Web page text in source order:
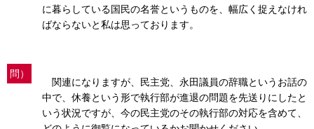
に暮らしている国民の名誉というものを、幅広く捉えなけれ
ばならないと私は思っております。
問）
関連になりますが、民主党、永田議員の辞職というお話の
中で、休養という形で執行部が進退の問題を先送りにしたと
いう状況ですが、今の民主党のその執行部の対応を含めて、